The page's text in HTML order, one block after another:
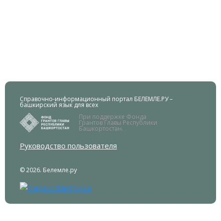
Справочно-информационный портал БЕЛЕМЛЕ.РУ –
башкирский язык для всех
При поддержке Фонда
Грантов Главы Республики
Башкортостан.
Руководство пользователя
© 2026. Белемле.ру